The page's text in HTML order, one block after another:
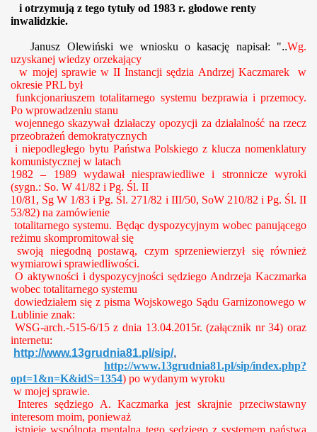
i otrzymują z tego tytuły od 1983 r. głodowe renty
inwalidzkie.
Janusz Olewiński we wniosku o kasację napisał: "..Wg.
uzyskanej wiedzy orzekający
w mojej sprawie w II Instancji sędzia Andrzej Kaczmarek w
okresie PRL był
funkcjonariuszem totalitarnego systemu bezprawia i przemocy.
Po wprowadzeniu stanu
wojennego skazywał działaczy opozycji za działalność na rzecz
przeobrażeń demokratycznych
i niepodległego bytu Państwa Polskiego z klucza nomenklatury
komunistycznej w latach
1982 – 1989 wydawał niesprawiedliwe i stronnicze wyroki
(sygn.: So. W 41/82 i Pg. Śl. II
10/81, Sg W 1/83 i Pg. Śl. 271/82 i III/50, SoW 210/82 i Pg. Śl. II
53/82) na zamówienie
totalitarnego systemu. Będąc dyspozycyjnym wobec panującego
reżimu skompromitował się
swoją niegodną postawą, czym sprzeniewierzył się również
wymiarowi sprawiedliwości.
O aktywności i dyspozycyjności sędziego Andrzeja Kaczmarka
wobec totalitarnego systemu
dowiedziałem się z pisma Wojskowego Sądu Garnizonowego w
Lublinie znak:
WSG-arch.-515-6/15 z dnia 13.04.2015r. (załącznik nr 34) oraz
internetu:
http://www.13grudnia81.pl/sip/,
http://www.13grudnia81.pl/sip/index.php?
opt=1&n=K&idS=1354) po wydanym wyroku
w mojej sprawie.
Interes sędziego A. Kaczmarka jest skrajnie przeciwstawny
interesom moim, ponieważ